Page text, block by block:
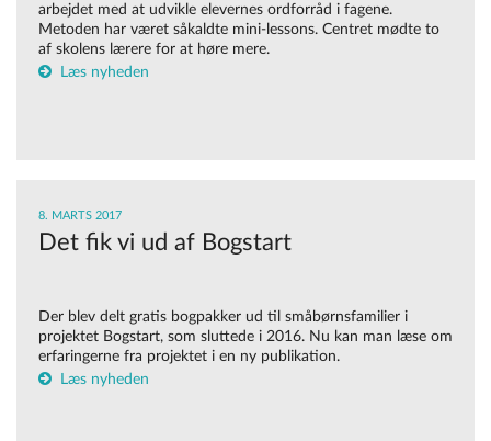
arbejdet med at udvikle elevernes ordforråd i fagene.
Metoden har været såkaldte mini-lessons. Centret mødte to
af skolens lærere for at høre mere.
Læs nyheden
8. MARTS 2017
Det fik vi ud af Bogstart
Der blev delt gratis bogpakker ud til småbørnsfamilier i
projektet Bogstart, som sluttede i 2016. Nu kan man læse om
erfaringerne fra projektet i en ny publikation.
Læs nyheden